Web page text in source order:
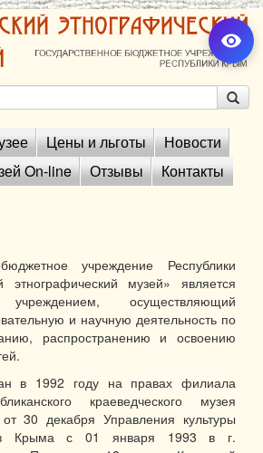
Цены и льготы
Новости
On-line Отзывы Контакты
учреждение Республики
музей» является
учреждением, осуществляющий
и научную деятельность по
распространению и освоению
в 1992 году на правах филиала
краеведческого музея
30 декабря Управления культуры
Крыма с 01 января 1993 в г.